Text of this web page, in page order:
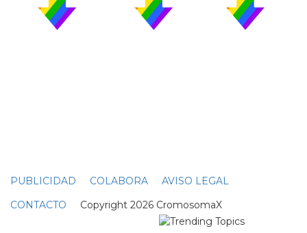
PUBLICIDAD COLABORA
AVISO LEGAL
CONTACTO Copyright 2026 CromosomaX